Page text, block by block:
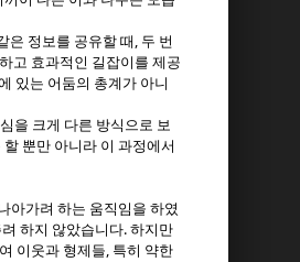
은 정보를 공유할 때 , 두 번
고 효과적인 길잡이를 제공
있는 어둠의 총계가 아니
을 크게 다른 방식으로 보
뿐만 아니라 이 과정에서
아가려 하는 움직임을 하였
하지 않았습니다. 하지만
이웃과 형제들, 특히 약한